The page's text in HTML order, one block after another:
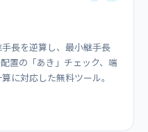
長を逆算し、最小継手長
置の「あき」チェック、端
に対応した無料ツール。